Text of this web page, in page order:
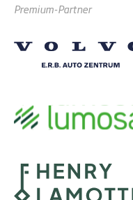
Premium-Partner